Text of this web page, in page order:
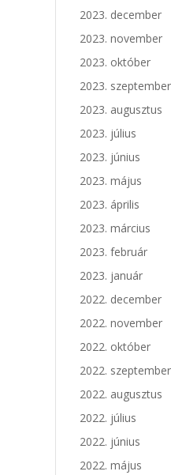
2023. december
2023. november
2023. október
2023. szeptember
2023. augusztus
2023. július
2023. június
2023. május
2023. április
2023. március
2023. február
2023. január
2022. december
2022. november
2022. október
2022. szeptember
2022. augusztus
2022. július
2022. június
2022. május